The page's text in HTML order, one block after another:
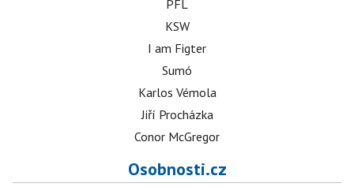
PFL
KSW
I am Figter
Sumó
Karlos Vémola
Jiří Procházka
Conor McGregor
Osobnosti.cz